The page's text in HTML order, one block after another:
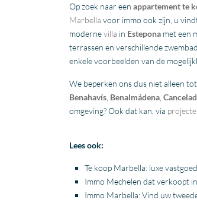
Op zoek naar een appartement te
Marbella voor immo ook zijn, u
modernevilla in Estepona met een
terrassen en verschillende
enkele voorbeelden van de
We beperken ons dus niet alleen
Benahavís Benalmádena
omgeving? Ook dat kan, via
Lees ook:
Te koop Marbella: luxe
Immo Mechelen dat verkoopt
Immo Marbella: Vind uw